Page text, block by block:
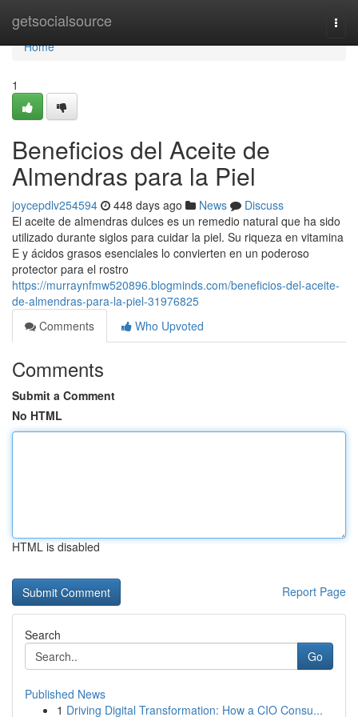
getsocialsource
Home
Home
1
Beneficios del Aceite de
Almendras para la Piel
joycepdlv254594 448 days ago News
Discuss
El aceite de almendras dulces es un remedio natural que ha sido
utilizado durante siglos para cuidar la piel. Su riqueza en vitamina
E y ácidos grasos esenciales lo convierten en un poderoso
protector para el rostro
https://murraynfmw520896.blogminds.com/beneficios-del-aceite-
de-almendras-para-la-piel-31976825
Comments
Who Upvoted
Comments
Submit a Comment
No HTML
HTML is disabled
Report Page
Search
Go
Published News
1 Driving Digital Transformation: How a CIO Consu...